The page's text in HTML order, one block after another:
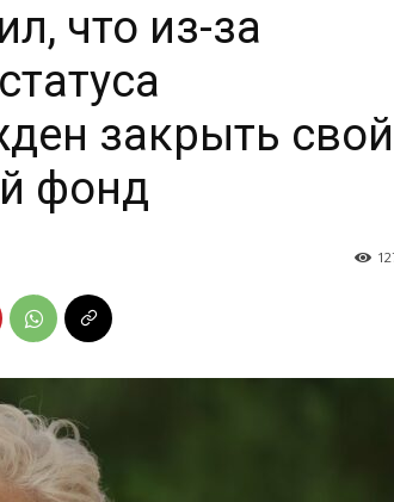
что из-за
закрыть свой
фонд